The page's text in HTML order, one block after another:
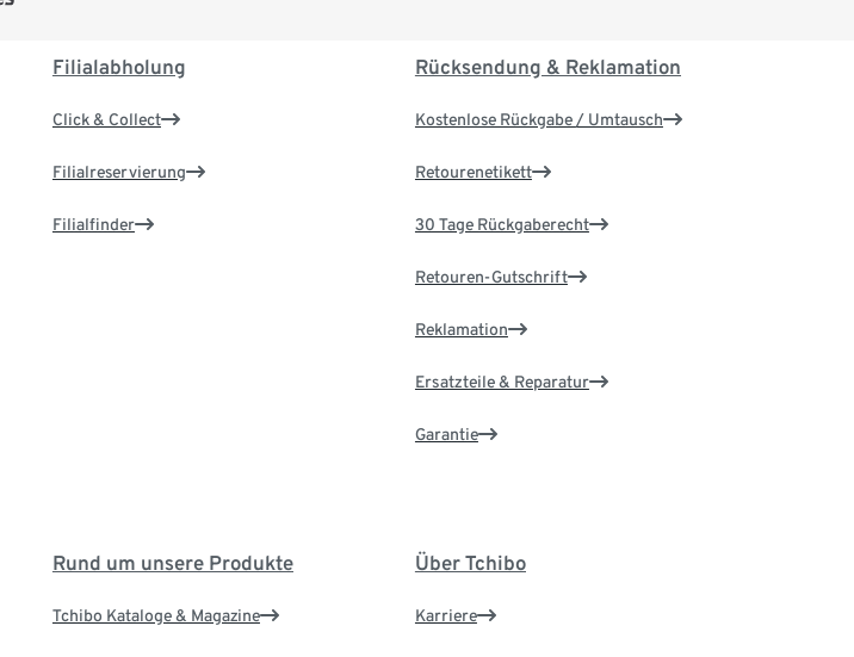
Filialabholung
Click & Collect
Filialreservierung
Filialfinder
Rücksendung & Reklamation
Kostenlose Rückgabe / Umtausch
Retourenetikett
30 Tage Rückgaberecht
Retouren-Gutschrift
Reklamation
Ersatzteile & Reparatur
Garantie
Rund um unsere Produkte
Tchibo Kataloge & Magazine
Über Tchibo
Karriere